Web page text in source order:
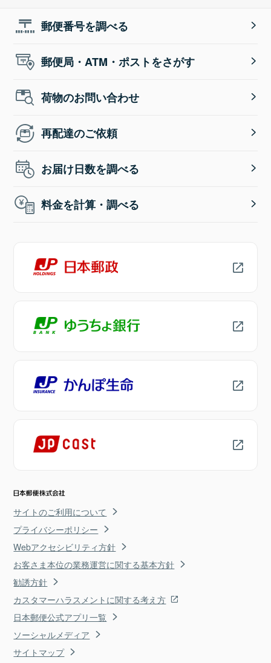
郵便番号を調べる
郵便局・ATM・ポストをさがす
荷物のお問い合わせ
再配達のご依頼
お届け日数を調べる
料金を計算・調べる
サイトのご利用について
プライバシーポリシー
Webアクセシビリティ方針
お客さま本位の業務運営に関する基本方針
勧誘方針
カスタマーハラスメントに関する考え方
日本郵便公式アプリ一覧
ソーシャルメディア
サイトマップ